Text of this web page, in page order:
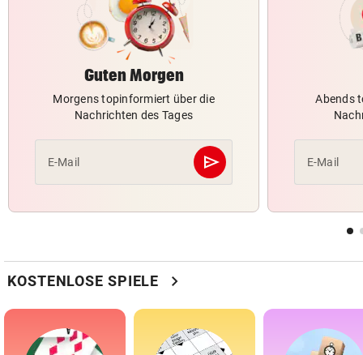
Guten Morgen
Morgens topinformiert über die
Nachrichten des Tages
E-Mail send
Abschicken
Abends
E-Mail
KOSTENLOSE SPIELE chevron_right